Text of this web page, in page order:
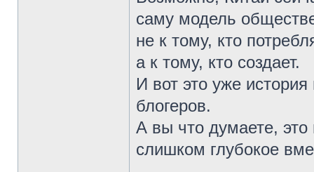
саму модель
не к тому, кто
а к тому, кто создает.
И вот это уже
блогеров.
А вы что думаете,
слишком глубокое